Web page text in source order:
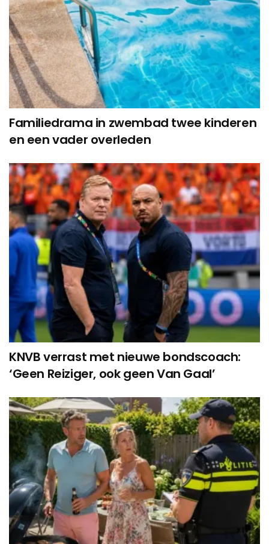
Familiedrama in zwembad twee kinderen
en een vader overleden
KNVB verrast met nieuwe bondscoach:
‘Geen Reiziger, ook geen Van Gaal’